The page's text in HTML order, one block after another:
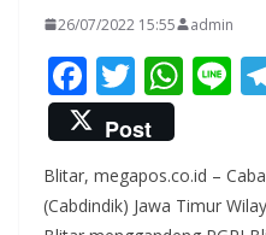
26/07/2022 15:55 admin
F
ac
e
b
T
w
itt
er
W
s
Li
Post
Blitar, megapos.co.id –
(Cabdindik) Jawa Timur